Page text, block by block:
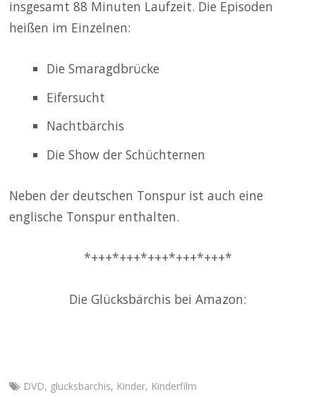
insgesamt 88 Minuten Laufzeit. Die Episoden
heißen im Einzelnen:
Die Smaragdbrücke
Eifersucht
Nachtbärchis
Die Show der Schüchternen
Neben der deutschen Tonspur ist auch eine
englische Tonspur enthalten.
*+++*+++*+++*+++*+++*
Die Glücksbärchis bei Amazon:
DVD, glucksbarchis, Kinder, Kinderfilm